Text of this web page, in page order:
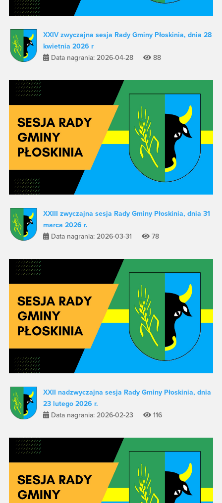
XXIV zwyczajna sesja Rady Gminy Płoskinia, dnia 28
kwietnia 2026 r
Data nagrania: 2026-04-28
88
XXIII zwyczajna sesja Rady Gminy Płoskinia, dnia 31
marca 2026 r.
Data nagrania: 2026-03-31
78
XXII nadzwyczajna sesja Rady Gminy Płoskinia, dnia
23 lutego 2026 r.
Data nagrania: 2026-02-23
116